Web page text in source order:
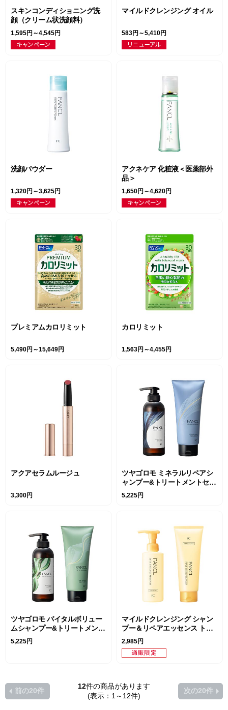
スキンコンディショニング洗
顔（クリーム状洗顔料）
1,595円～4,545円
マイルドクレンジング オイル
583円～5,410円
洗顔パウダー
1,320円～3,625円
アクネケア 化粧液＜医薬部外
品＞
1,650円～4,620円
プレミアムカロリミット
5,490円～15,649円
カロリミット
1,563円～4,455円
アクアセラムルージュ
3,300円
ツヤゴロモ ミネラルリペアシ
ャンプー&トリートメントセッ
ト
5,225円
ツヤゴロモ バイタルボリュー
ムシャンプー&トリートメント
セット
5,225円
マイルドクレンジング シャン
プー＆リペアエッセンス トリ
ートメントセット
2,985円
12件の商品があります
(表示：1～12件)
前の20件 次の20件